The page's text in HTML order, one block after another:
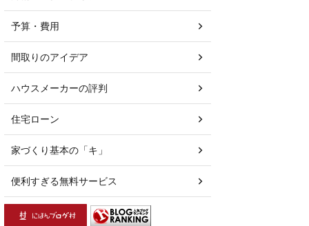
予算・費用
間取りのアイデア
ハウスメーカーの評判
住宅ローン
家づくり基本の「キ」
便利すぎる無料サービス